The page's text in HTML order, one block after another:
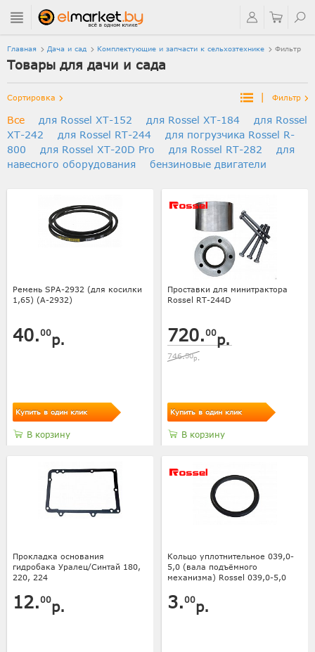
Главная Дача и сад Комплектующие и запчасти к сельхозтехнике Фильтр
Товары для дачи и сада
Сортировка | Фильтр
Все для Rossel XT-152 для Rossel XT-184
для Rossel
XT-242
для Rossel RT-244
для погрузчика Rossel R-
800
для Rossel XT-20D Pro для Rossel RT-282
для
навесного оборудования
бензиновые двигатели
Ремень SPA-2932 (для косилки
1,65) (А-2932)
40.00р.
Купить в один клик
В корзину
Проставки для минитрактора
Rossel RT-244D
720.00р.
746.50р.
Купить в один клик
В корзину
Прокладка основания
гидробака Уралец/Синтай 180,
220, 224
12.00р.
Кольцо уплотнительное 039,0-
5,0 (вала подъёмного
механизма) Rossel 039,0-5,0
3.00р.